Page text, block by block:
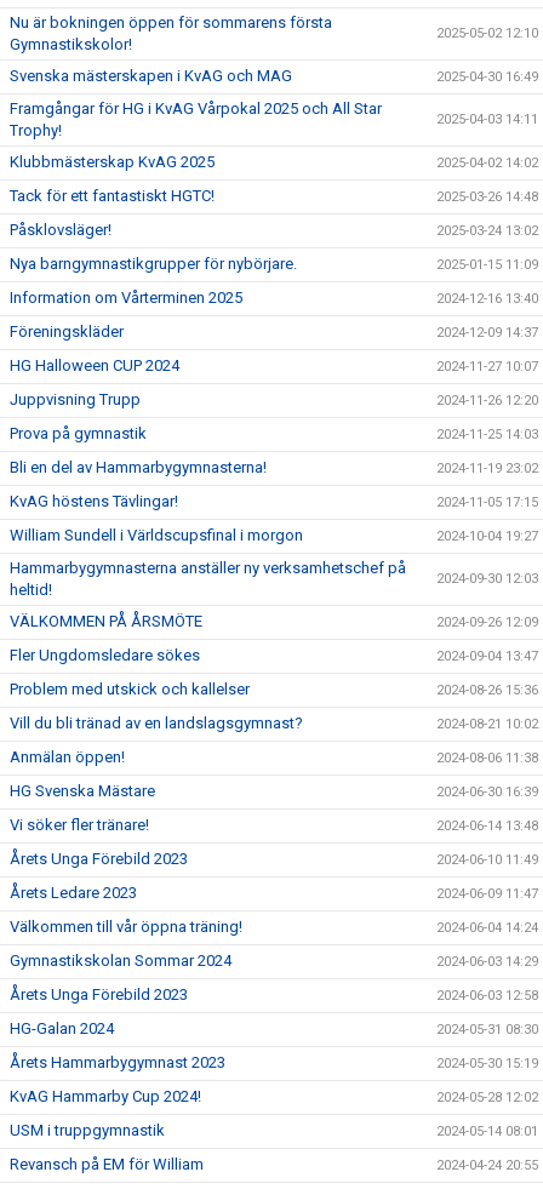
Nu är bokningen öppen för sommarens första
Gymnastikskolor!
2025-05-02 12:10
Svenska mästerskapen i KvAG och MAG 2025-04-30 16:49
Framgångar för HG i KvAG Vårpokal 2025 och All Star
Trophy!
2025-04-03 14:11
Klubbmästerskap KvAG 2025 2025-04-02 14:02
Tack för ett fantastiskt HGTC! 2025-03-26 14:48
Påsklovsläger! 2025-03-24 13:02
Nya barngymnastikgrupper för nybörjare. 2025-01-15 11:09
Information om Vårterminen 2025 2024-12-16 13:40
Föreningskläder 2024-12-09 14:37
HG Halloween CUP 2024 2024-11-27 10:07
Juppvisning Trupp 2024-11-26 12:20
Prova på gymnastik 2024-11-25 14:03
Bli en del av Hammarbygymnasterna! 2024-11-19 23:02
KvAG höstens Tävlingar! 2024-11-05 17:15
William Sundell i Världscupsfinal i morgon 2024-10-04 19:27
Hammarbygymnasterna anställer ny verksamhetschef på
heltid!
2024-09-30 12:03
VÄLKOMMEN PÅ ÅRSMÖTE 2024-09-26 12:09
Fler Ungdomsledare sökes 2024-09-04 13:47
Problem med utskick och kallelser 2024-08-26 15:36
Vill du bli tränad av en landslagsgymnast? 2024-08-21 10:02
Anmälan öppen! 2024-08-06 11:38
HG Svenska Mästare 2024-06-30 16:39
Vi söker fler tränare! 2024-06-14 13:48
Årets Unga Förebild 2023 2024-06-10 11:49
Årets Ledare 2023 2024-06-09 11:47
Välkommen till vår öppna träning! 2024-06-04 14:24
Gymnastikskolan Sommar 2024 2024-06-03 14:29
Årets Unga Förebild 2023 2024-06-03 12:58
HG-Galan 2024 2024-05-31 08:30
Årets Hammarbygymnast 2023 2024-05-30 15:19
KvAG Hammarby Cup 2024! 2024-05-28 12:02
USM i truppgymnastik 2024-05-14 08:01
Revansch på EM för William 2024-04-24 20:55